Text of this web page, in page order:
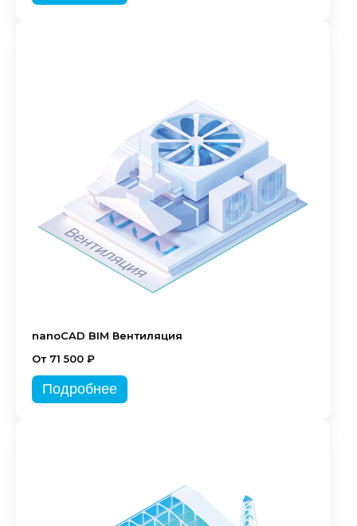
nanoCAD BIM Вентиляция
От 71 500 ₽
Подробнее